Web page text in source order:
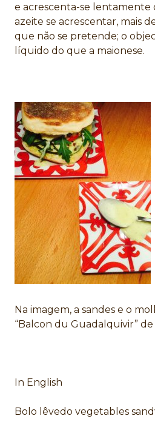
e acrescenta-se lentamente
azeite se acrescentar, mais
que não se pretende; o
líquido do que a maionese.
Na imagem, a sandes e o
“Balcon du Guadalquivir” de
In English
Bolo lêvedo vegetables